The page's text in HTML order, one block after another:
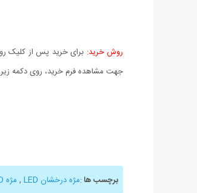
روش خرید: برای خرید پس از کلیک
جهت مشاهده فرم خرید، روی دکمه
برچسب ها:مژه درخشان LED , مژه LED